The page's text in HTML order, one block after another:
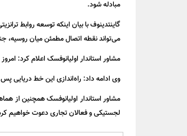
مبادله شود.
گاینتدینوف با بیان اینکه توسعه روابط
می‌تواند نقطه اتصال مطمئن میان روسیه،
مشاور استاندار اولیانوفسک اعلام کرد:
وی ادامه داد: راه‌اندازی این خط دریایی
مشاور استاندار اولیانوفسک همچنین از
لجستیکی و فعالان تجاری دعوت خواهیم